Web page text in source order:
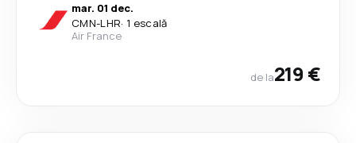
mar. 01 dec.
CMN-LHR· 1 escală
Air France
de la219 €